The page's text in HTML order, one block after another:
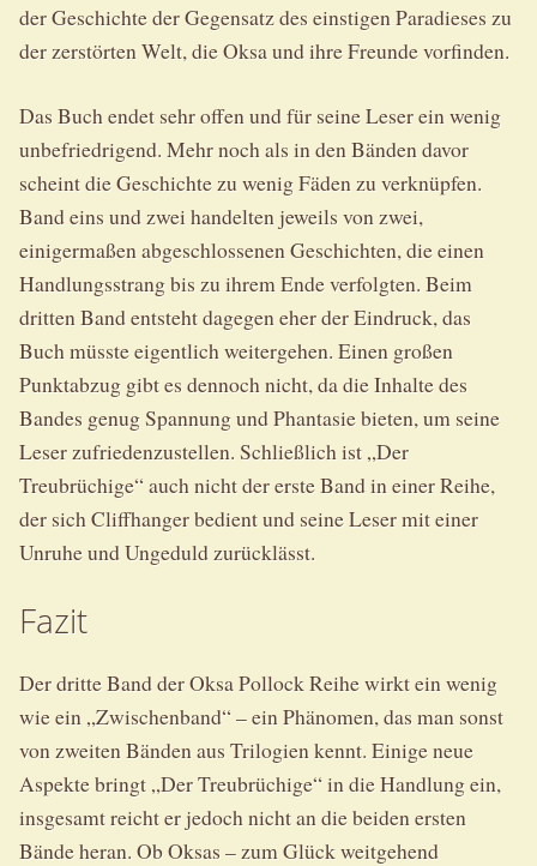
der Geschichte der Gegensatz des einstigen Paradieses zu
der zerstörten Welt, die Oksa und ihre Freunde vorfinden.
Das Buch endet sehr offen und für seine Leser ein wenig
unbefriedrigend. Mehr noch als in den Bänden davor
scheint die Geschichte zu wenig Fäden zu verknüpfen.
Band eins und zwei handelten jeweils von zwei,
einigermaßen abgeschlossenen Geschichten, die einen
Handlungsstrang bis zu ihrem Ende verfolgten. Beim
dritten Band entsteht dagegen eher der Eindruck, das
Buch müsste eigentlich weitergehen. Einen großen
Punktabzug gibt es dennoch nicht, da die Inhalte des
Bandes genug Spannung und Phantasie bieten, um seine
Leser zufriedenzustellen. Schließlich ist „Der
Treubrüchige“ auch nicht der erste Band in einer Reihe,
der sich Cliffhanger bedient und seine Leser mit einer
Unruhe und Ungeduld zurücklässt.
Fazit
Der dritte Band der Oksa Pollock Reihe wirkt ein wenig
wie ein „Zwischenband“ – ein Phänomen, das man sonst
von zweiten Bänden aus Trilogien kennt. Einige neue
Aspekte bringt „Der Treubrüchige“ in die Handlung ein,
insgesamt reicht er jedoch nicht an die beiden ersten
Bände heran. Ob Oksas – zum Glück weitgehend